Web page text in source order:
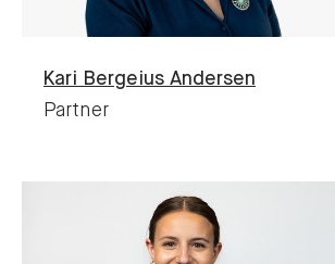
Kari Bergeius Andersen
Partner